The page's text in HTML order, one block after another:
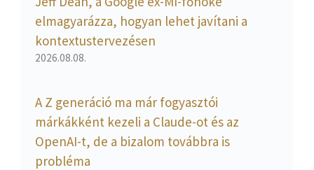
elmagyarázza, hogyan lehet javítani a
kontextustervezésen
2026.08.08.
A Z generáció ma már fogyasztói
márkákként kezeli a Claude-ot és az
OpenAI-t, de a bizalom továbbra is
probléma